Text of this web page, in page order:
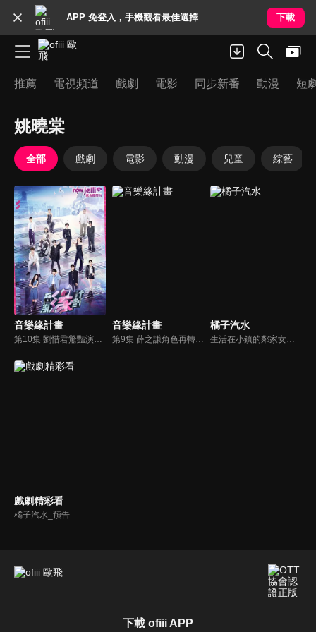
APP 免登入，手機觀看最佳選擇 下載
推薦 電視頻道 戲劇 電影 同步新番 動漫 短
姚曉棠
全部 戲劇 電影 動漫 兒童 綜藝
音樂緣計畫
第10集 劉惜君驚豔演繹薛式情歌，黃子弘凡浪漫舞台甜度爆表
音樂緣計畫
第9集 薛之謙角色再轉換，今晚男女對唱演繹愛的訣別
橘子汽水
生活在小鎮的鄰家女孩周漁和來自大城市回來備考的富家少爺程遇舟在小鎮意外相識，兩人在相處中互情愫，因為雙方家庭的緣故被迫分離。所愛隔山海，山海亦可平，多年後兩人再次相遇，心底所有的愛戀噴湧而出，勇敢奔赴。
戲劇精彩看
橘子汽水_預告
下載 ofiii APP